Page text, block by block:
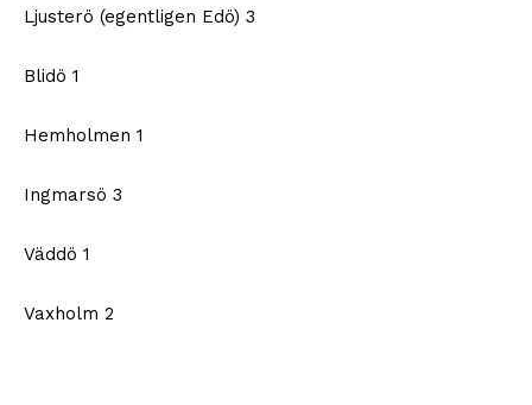
Ljusterö (egentligen Edö) 3
Blidö 1
Hemholmen 1
Ingmarsö 3
Väddö 1
Vaxholm 2